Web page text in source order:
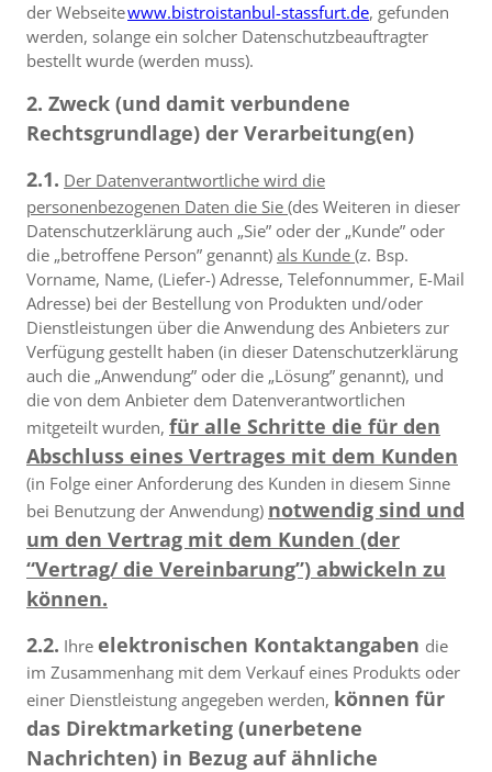
der Webseitewww.bistroistanbul-stassfurt.de, gefunden
werden, solange ein solcher Datenschutzbeauftragter
bestellt wurde (werden muss).
2. Zweck (und damit verbundene
Rechtsgrundlage) der Verarbeitung(en)
2.1. Der Datenverantwortliche wird die
personenbezogenen Daten die Sie (des Weiteren in dieser
Datenschutzerklärung auch „Sie” oder der „Kunde” oder
die „betroffene Person” genannt) als Kunde (z. Bsp.
Vorname, Name, (Liefer-) Adresse, Telefonnummer, E-Mail
Adresse) bei der Bestellung von Produkten und/oder
Dienstleistungen über die Anwendung des Anbieters zur
Verfügung gestellt haben (in dieser Datenschutzerklärung
auch die „Anwendung” oder die „Lösung” genannt), und
die von dem Anbieter dem Datenverantwortlichen
mitgeteilt wurden, für alle Schritte die für den
Abschluss eines Vertrages mit dem Kunden
(in Folge einer Anforderung des Kunden in diesem Sinne
bei Benutzung der Anwendung) notwendig sind und
um den Vertrag mit dem Kunden (der
“Vertrag/ die Vereinbarung”) abwickeln zu
können.
2.2. Ihre elektronischen Kontaktangaben die
im Zusammenhang mit dem Verkauf eines Produkts oder
einer Dienstleistung angegeben werden, können für
das Direktmarketing (unerbetene
Nachrichten) in Bezug auf ähnliche